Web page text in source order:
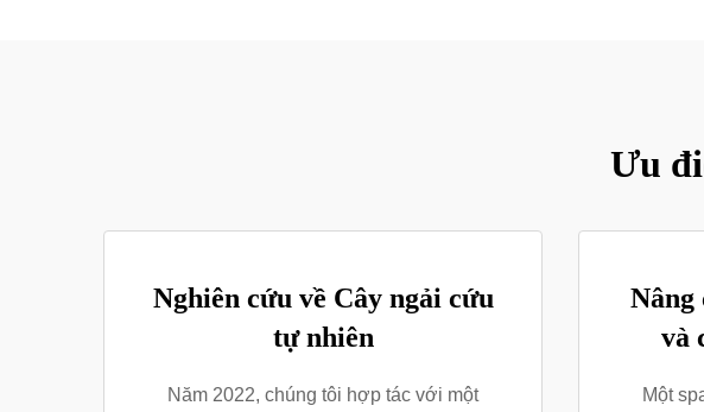
Ưu
Nghiên cứu về Cây ngải cứu
tự nhiên
Năm 2022, chúng tôi hợp tác với một
Nâng
và
Một